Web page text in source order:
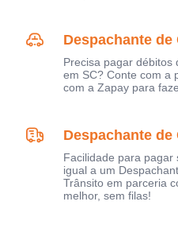
Despachante de
Precisa pagar débitos
em SC? Conte com a
com a Zapay para
Despachante de
Facilidade para pagar
igual a um
Trânsito em parceria
melhor, sem filas!